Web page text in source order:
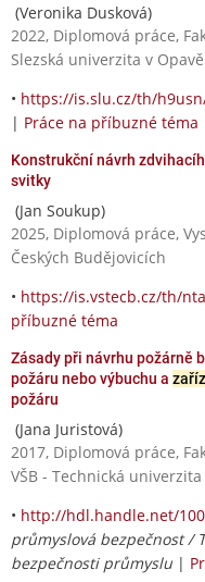
(Veronika Dusková)
2022, Diplomová práce,
Slezská univerzita v Opavě
• https://is.slu.cz/th/
| Práce na příbuzné téma
Konstrukční návrh
svitky
(Jan Soukup)
2025, Diplomová práce,
Českých Budějovicích
• https://is.vstecb.cz/th/
příbuzné téma
Zásady při návrhu požárně
požáru nebo výbuchu a
požáru
(Jana Juristová)
2017, Diplomová práce,
VŠB - Technická
• http://hdl.handle.net/
průmyslová bezpečnost /
bezpečnosti průmyslu |